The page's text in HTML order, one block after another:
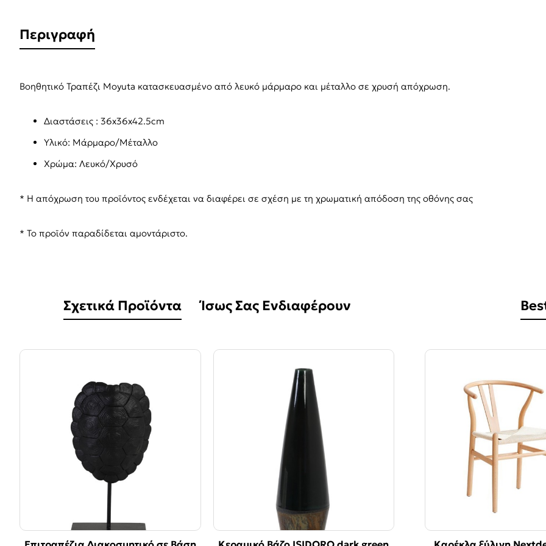
Περιγραφή
Βοηθητικό Τραπέζι Moyuta κατασκευασμένο από λευκό μάρμαρο και μέταλλο σε χρυσή απόχρωση.
Διαστάσεις : 36x36x42.5cm
Υλικό: Μάρμαρο/Μέταλλο
Χρώμα: Λευκό/Χρυσό
* Η απόχρωση του προϊόντος ενδέχεται να διαφέρει σε σχέση με τη χρωματική απόδοση της οθόνης σας
* Το προϊόν παραδίδεται αμοντάριστο.
Σχετικά Προϊόντα Ίσως Σας Ενδιαφέρουν
-50% -50%